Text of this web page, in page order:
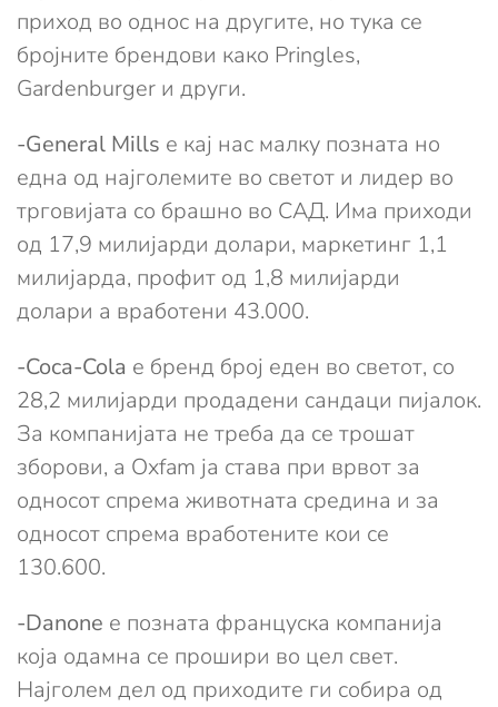
приход во однос на другите, но тука се
бројните брендови како Pringles,
Gardenburger и други.
-General Mills е кај нас малку позната но
една од најголемите во светот и лидер во
трговијата со брашно во САД. Има приходи
од 17,9 милијарди долари, маркетинг 1,1
милијарда, профит од 1,8 милијарди
долари а вработени 43.000.
-Coca-Cola е бренд број еден во светот, со
28,2 милијарди продадени сандаци пијалок.
За компанијата не треба да се трошат
зборови, а Oxfam ја става при врвот за
односот спрема животната средина и за
односот спрема вработените кои се
130.600.
-Danone е позната француска компанија
која одамна се прошири во цел свет.
Најголем дел од приходите ги собира од